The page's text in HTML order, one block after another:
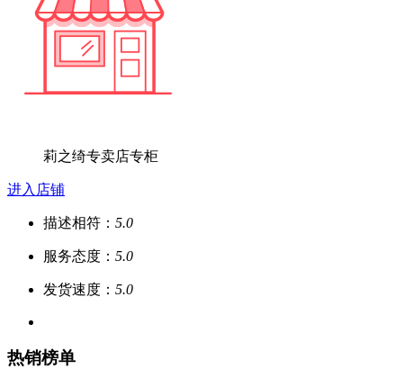
莉之绮专卖店专柜
进入店铺
描述相符： 5.0
服务态度： 5.0
发货速度： 5.0
热销榜单